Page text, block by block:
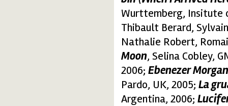
Wurttemberg, Insitute
Thibault Berard,
Nathalie Robert,
Moon, Selina Cobley,
2006; Ebenezer
Pardo, UK, 2005; La
Argentina, 2006;